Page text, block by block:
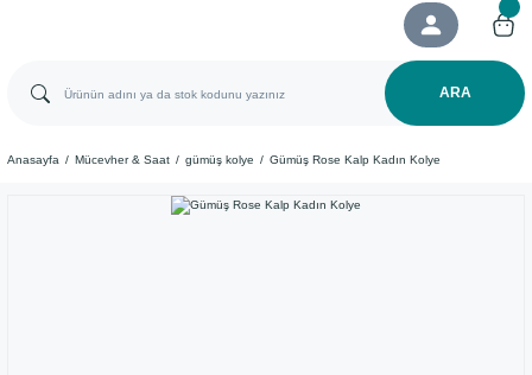
ARA
Anasayfa Mücevher & Saat gümüş kolye Gümüş Rose Kalp Kadın Kolye